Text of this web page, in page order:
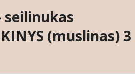
seilinukas
(muslinas) 3